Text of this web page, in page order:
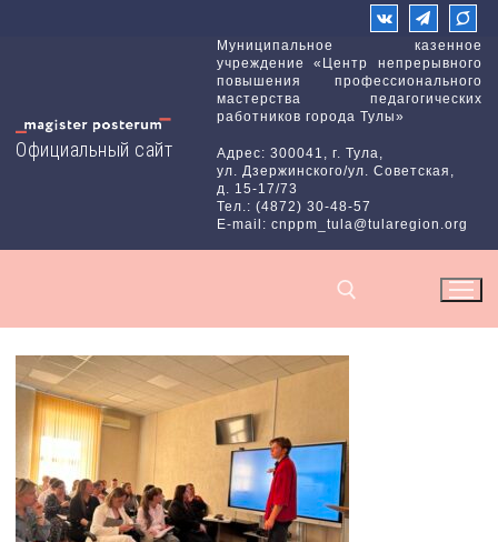
Официальный сайт
Муниципальное казенное
учреждение «Центр непрерывного
повышения профессионального
мастерства педагогических
работников города Тулы»
Адрес: 300041, г. Тула,
ул. Дзержинского/ул. Советская,
д. 15-17/73
Тел.: (4872) 30-48-57
E-mail: cnppm_tula@tularegion.org
Найти: